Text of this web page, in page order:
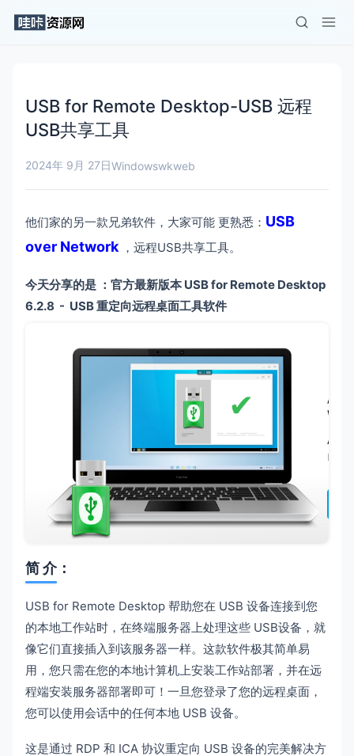
USB for Remote Desktop-USB 远程
USB共享工具
2024年 9月 27日Windowswkweb
他们家的另一款兄弟软件，大家可能 更熟悉： USB
over Network ，远程USB共享工具。
今天分享的是 ：官方最新版本 USB for Remote Desktop
6.2.8 - USB 重定向远程桌面工具软件
简 介：
USB for Remote Desktop 帮助您在 USB 设备连接到您
的本地工作站时，在终端服务器上处理这些 USB设备，就
像它们直接插入到该服务器一样。这款软件极其简单易
用，您只需在您的本地计算机上安装工作站部署，并在远
程端安装服务器部署即可！一旦您登录了您的远程桌面，
您可以使用会话中的任何本地 USB 设备。
这是通过 RDP 和 ICA 协议重定向 USB 设备的完美解决方